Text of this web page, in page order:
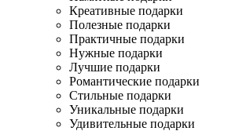
Креативные подарки
Полезные подарки
Практичные подарки
Нужные подарки
Лучшие подарки
Романтические подарки
Стильные подарки
Уникальные подарки
Удивительные подарки